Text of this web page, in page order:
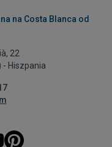
na Costa Blanca od
22
- Hiszpania